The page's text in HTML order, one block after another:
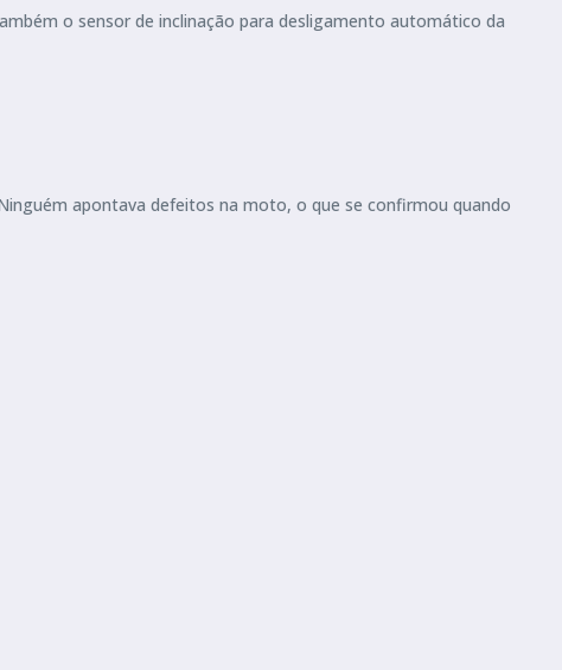
o sensor de inclinação para desligamento automático da
apontava defeitos na moto, o que se confirmou quando